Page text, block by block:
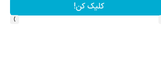
مشاهده و خرید
›